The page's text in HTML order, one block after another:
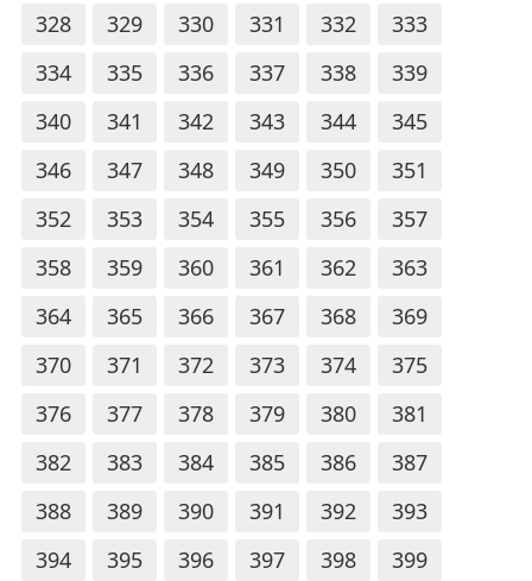
328
329 330 331 332
333
334
335 336 337 338
339
340
341 342 343 344
345
346
347 348 349 350
351
352
353 354 355 356
357
358
359 360 361 362
363
364
365 366 367 368
369
370
371 372 373 374
375
376
377 378 379 380
381
382
383 384 385 386
387
388
389 390 391 392
393
394
395 396 397 398 399